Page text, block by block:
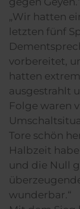
„Wir hatten
letzten fünf
vorbereitet,
hatten
ausgestrahlt
Folge waren
Tore schön
Halbzeit
und die Null
wunderbar.“